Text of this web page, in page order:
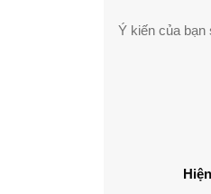
Ý kiến của bạn